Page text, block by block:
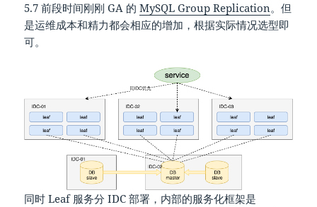
5.7 前段时间刚刚 GA 的MySQL Group Replication。但
是运维成本和精力都会相应的增加，根据实际情况选型即
可。
同时 Leaf 服务分 IDC 部署，内部的服务化框架是